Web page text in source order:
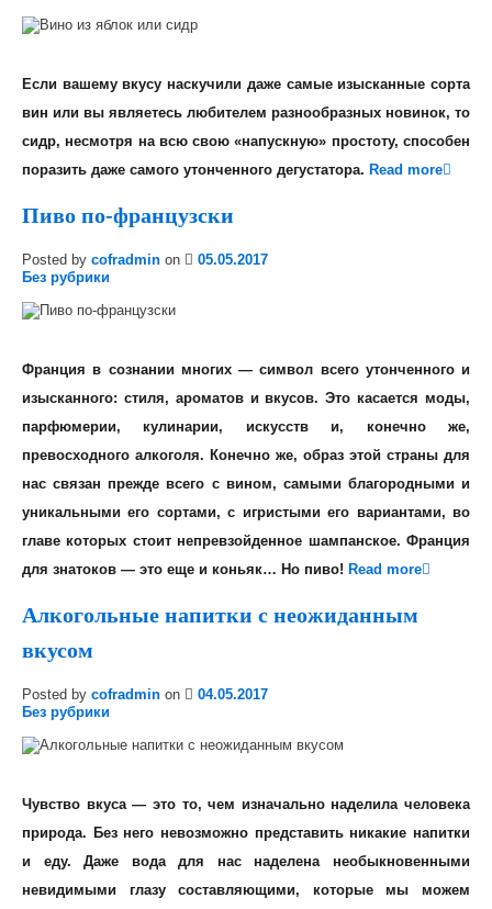
Если вашему вкусу наскучили даже самые изысканные сорта
вин или вы являетесь любителем разнообразных новинок, то
сидр, несмотря на всю свою «напускную» простоту, способен
поразить даже самого утонченного дегустатора. Read more
Пиво по-французски
Posted by cofradmin on
05.05.2017
Без рубрики
Франция в сознании многих — символ всего утонченного и
изысканного: стиля, ароматов и вкусов. Это касается моды,
парфюмерии, кулинарии, искусств и, конечно же,
превосходного алкоголя. Конечно же, образ этой страны для
нас связан прежде всего с вином, самыми благородными и
уникальными его сортами, с игристыми его вариантами, во
главе которых стоит непревзойденное шампанское. Франция
для знатоков — это еще и коньяк… Но пиво! Read more
Алкогольные напитки с неожиданным
вкусом
Posted by cofradmin on
04.05.2017
Без рубрики
Чувство вкуса — это то, чем изначально наделила человека
природа. Без него невозможно представить никакие напитки
и еду. Даже вода для нас наделена необыкновенными
невидимыми глазу составляющими, которые мы можем